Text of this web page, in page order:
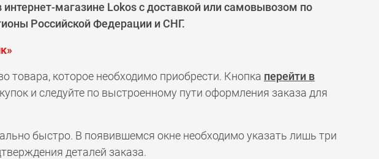
магазине Lokos с доставкой или самовывозом по
Российской Федерации и СНГ.
товара, которое необходимо приобрести. Кнопка перейти в
и следуйте по выстроенному пути оформления заказа для
быстро. В появившемся окне необходимо указать лишь три
деталей заказа.